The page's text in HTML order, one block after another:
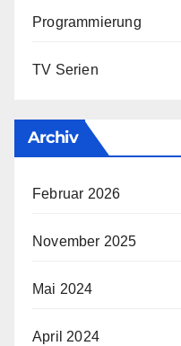
Programmierung
TV Serien
Archiv
Februar 2026
November 2025
Mai 2024
April 2024